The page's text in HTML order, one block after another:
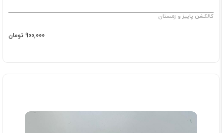
کالکشن پاییز و زمستان
900,000 تومان